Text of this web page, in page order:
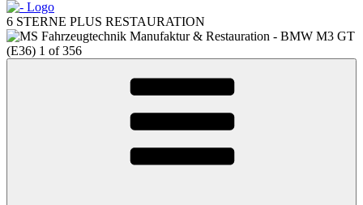
Zum
Inhalt
springen
6 STERNE PLUS RESTAURATION
Zum
Inhalt
springen